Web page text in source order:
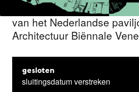
willen leveren aan het
van het Nederlandse
Architectuur Biënnale
gesloten
sluitingsdatum verstreken